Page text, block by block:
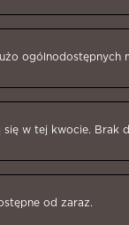
ogólnodostępnych
się w tej kwocie. Brak
od zaraz.